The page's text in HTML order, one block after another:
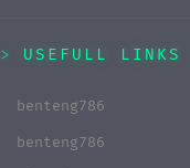
USEFULL LINKS
benteng786
benteng786